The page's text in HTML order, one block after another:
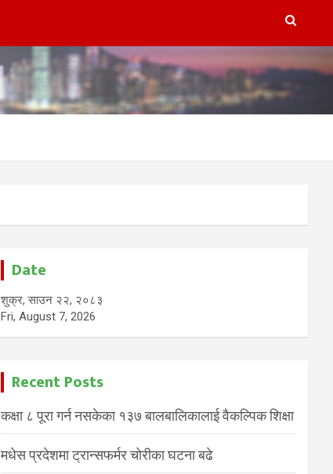
Date
शुक्र, साउन २२, २०८३
Fri, August 7, 2026
Recent Posts
कक्षा ८ पूरा गर्न नसकेका १३७ बालबालिकालाई वैकल्पिक शिक्षा
मधेस प्रदेशमा ट्रान्सफर्मर चोरीका घटना बढे